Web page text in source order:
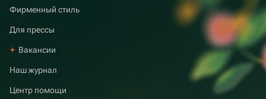
Фирменный стиль
Для прессы
Вакансии
Наш журнал
Центр помощи